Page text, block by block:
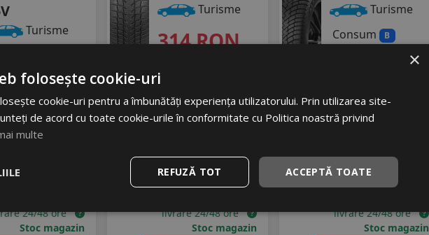
Turisme
C
70 dB
RON
24/48 ore
Stoc magazin
Turisme
314RON
livrare 24/48 ore
Stoc magazin
Turisme
Consum
B
907RON
Discount17%
livrare 24/48 ore
Stoc magazin
×
folosește cookie-uri
cookie-uri pentru a îmbunătăți experiența utilizatorului. Prin utilizarea site-
de acord cu toate cookie-urile în conformitate cu Politica noastră privind
multe
ACCEPTĂ TOATE
REFUZĂ TOT